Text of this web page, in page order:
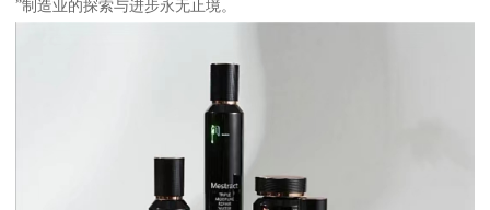
”制造业的探索与进步永无止境。